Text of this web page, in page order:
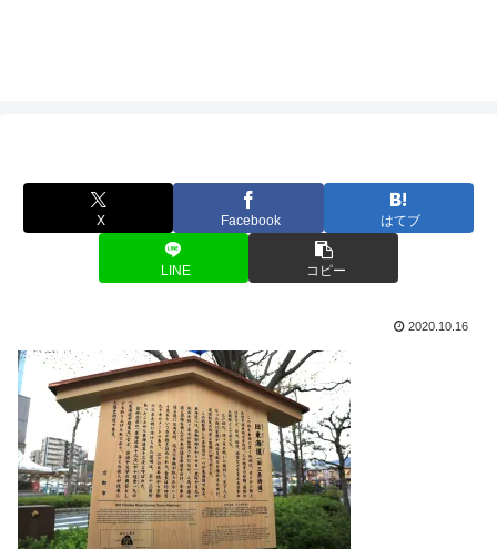
X Facebook はてブ
LINE コピー
2020.10.16